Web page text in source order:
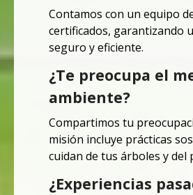
Contamos con un equipo
certificados, garantizando
seguro y eficiente.
¿Te preocupa el
ambiente?
Compartimos tu
misión incluye prácticas
cuidan de tus árboles y del
¿Experiencias